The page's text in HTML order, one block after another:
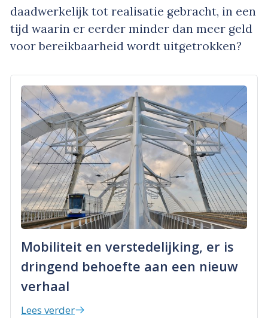
daadwerkelijk tot realisatie gebracht, in een
tijd waarin er eerder minder dan meer geld
voor bereikbaarheid wordt uitgetrokken?
Mobiliteit en verstedelijking, er is
dringend behoefte aan een nieuw
verhaal
Lees verder